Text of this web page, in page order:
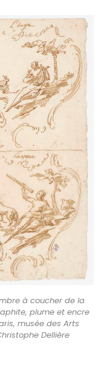
à coucher de la
plume et encre
musée des Arts
Dellière